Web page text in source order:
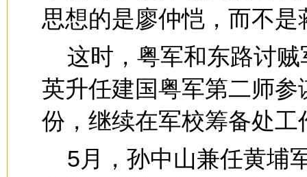
思想的是廖仲恺，而不是
这时，粤军和东路讨
英升任建国粤军第二师
份，继续在军校筹备处工
5月，孙中山兼任黄埔